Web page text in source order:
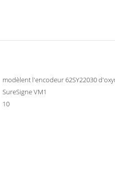
modèlent l'encodeur 62SY22030
SureSigne VM1
10